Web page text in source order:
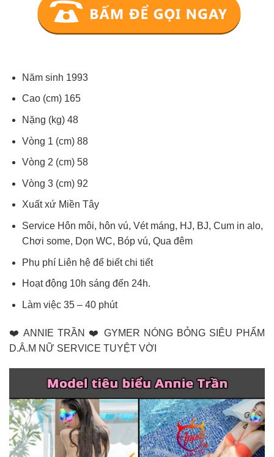
Năm sinh 1993
Cao (cm) 165
Nặng (kg) 48
Vòng 1 (cm) 88
Vòng 2 (cm) 58
Vòng 3 (cm) 92
Xuất xứ Miền Tây
Service Hôn môi, hôn vú, Vét máng, HJ, BJ, Cum in alo,
Chơi some, Dọn WC, Bóp vú, Qua đêm
Phụ phí Liên hệ để biết chi tiết
Hoạt động 10h sáng đến 24h.
Làm việc 35 – 40 phút
❤️ ANNIE TRẦN ❤️ GYMER NÓNG BỎNG SIÊU PHẨM
D.Â.M NỮ SERVICE TUYỆT VỜI